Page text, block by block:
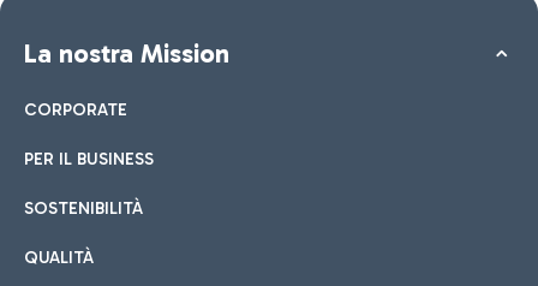
La nostra Mission
CORPORATE
PER IL BUSINESS
SOSTENIBILITÀ
QUALITÀ